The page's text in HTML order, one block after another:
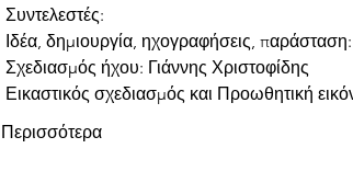
Συντελεστές:
Ιδέα, δημιουργία, ηχογραφήσεις,
Σχεδιασμός ήχου: Γιάννης Χριστοφίδης
Εικαστικός σχεδιασμός και Προωθητική
Περισσότερα